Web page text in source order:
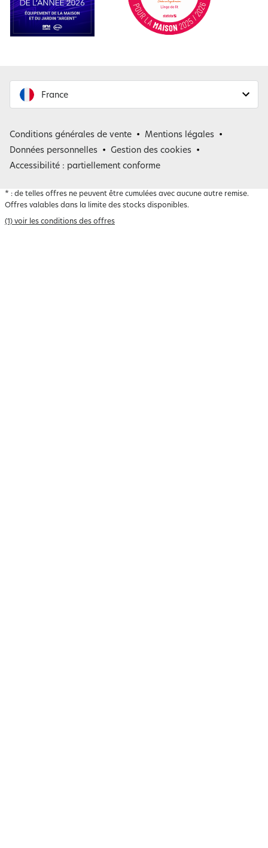
France
Belgique
Conditions générales de vente
Mentions légales
Données personnelles
Gestion des cookies
Accessibilité : partiellement conforme
* : de telles offres ne peuvent être cumulées avec aucune autre remise.
Offres valables dans la limite des stocks disponibles.
(1) voir les conditions des offres